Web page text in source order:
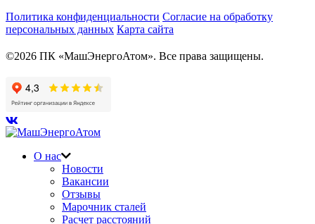
Политика конфиденциальности Согласие на обработку
персональных данных Карта сайта
©2026 ПК «МашЭнергоАтом». Все права защищены.
О нас
Новости
Вакансии
Отзывы
Марочник сталей
Расчет расстояний